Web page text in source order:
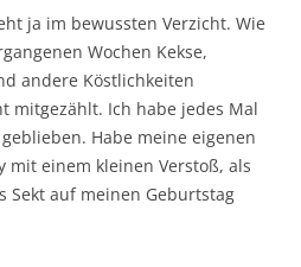
ja im bewussten Verzicht. Wie
Wochen Kekse,
andere Köstlichkeiten
mitgezählt. Ich habe jedes Mal
Habe meine eigenen
mit einem kleinen Verstoß, als
Sekt auf meinen Geburtstag